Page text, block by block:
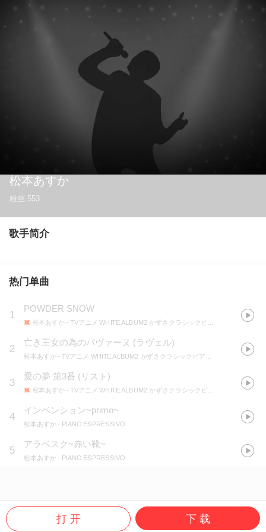
松本あすか
粉丝 553
歌手简介
热门单曲
1
POWDER SNOW
松本あすか - TVアニメ WHITE ALBUM2 かずさクラシックピアノ集
2
亡き王女の為のパヴァーヌ (ラヴェル)
松本あすか- TVアニメ WHITE ALBUM2 かずさクラシックピアノ集
3
愛の夢 第3番 (リスト)
松本あすか - TVアニメ WHITE ALBUM2 かずさクラシックピアノ集
4
インベンション~primo~
松本あすか- PIANO ESPRESSIVO
5
アラベスク~赤い靴~
松本あすか- PIANO ESPRESSIVO
打 开 下 载